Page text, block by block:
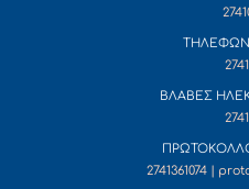
ΒΛΑΒΕΣ
2741361074 |